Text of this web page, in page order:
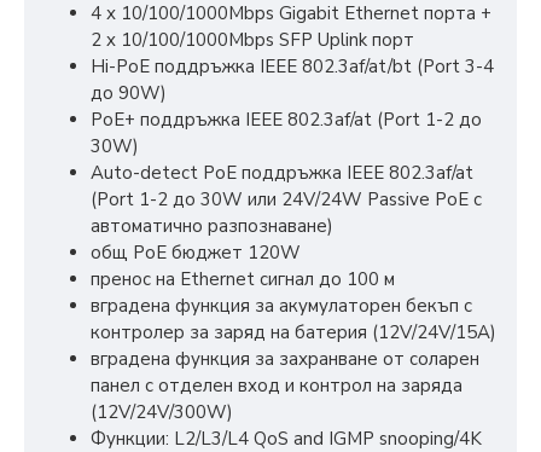
4 х 10/100/1000Mbps Gigabit Ethernet порта +
2 x 10/100/1000Mbps SFP Uplink порт
Hi-PoE поддръжка IEEE 802.3af/at/bt (Port 3-4
до 90W)
PoE+ поддръжка IEEE 802.3af/at (Port 1-2 до
30W)
Auto-detect PoE поддръжка IEEE 802.3af/at
(Port 1-2 до 30W или 24V/24W Passive PoE с
автоматично разпознаване)
общ PoE бюджет 120W
пренос на Ethernet сигнал до 100 м
вградена функция за акумулаторен бекъп с
контролер за заряд на батерия (12V/24V/15A)
вградена функция за захранване от соларен
панел с отделен вход и контрол на заряда
(12V/24V/300W)
Функции: L2/L3/L4 QoS and IGMP snooping/4K